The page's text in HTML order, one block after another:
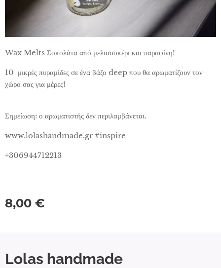
Wax Melts Σοκολάτα από μελισσοκέρι και παραφίνη!
10 μικρές πυραμίδες σε ένα βάζο deep που θα αρωματίζουν τον
χώρο σας για μέρες!
Σημείωση: ο αρωματιστής δεν περιλαμβάνεται.
www.lolashandmade.gr #inspire
+306944712213
8,00 €
Lolas handmade